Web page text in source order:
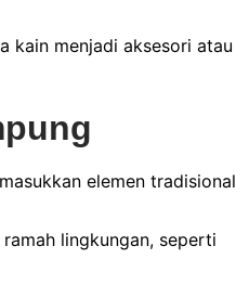
kain menjadi aksesori atau
elemen tradisional
lingkungan, seperti